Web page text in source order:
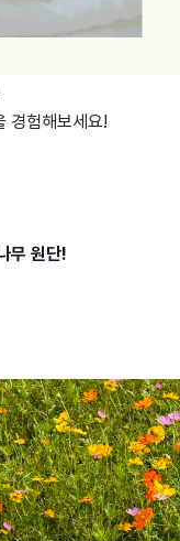
경험해보세요!
무 원단!